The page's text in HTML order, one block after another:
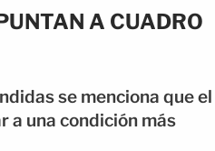
A CUADRO
se menciona que el
a una condición más